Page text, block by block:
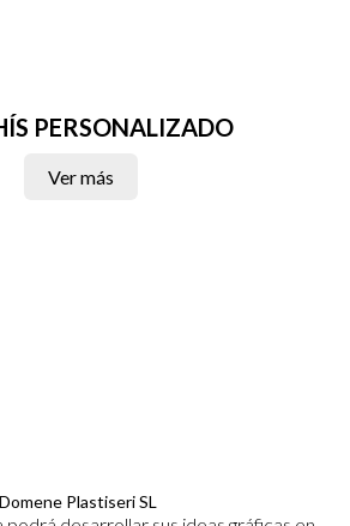
PERSONALIZADO
Ver más
Plastiseri SL